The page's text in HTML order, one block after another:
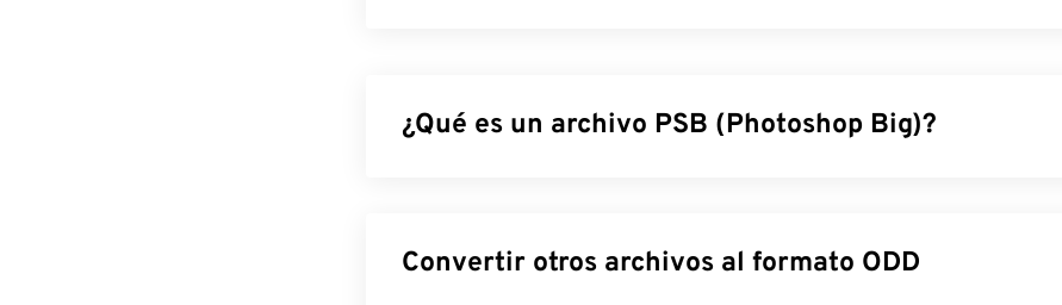
¿Qué es un archivo PSB (Photoshop Big)?
dos gigabytes (GB) se puede guardar como PSB. Además, los archivos PSB
hasta 300 000 píxeles, mientras que los archivos PSD están limitados a 30
Convertir otros archivos al formato ODD